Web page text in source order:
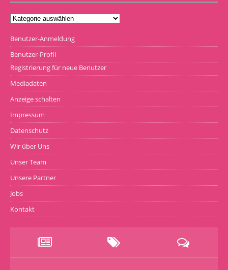
Benutzer-Anmeldung
Benutzer-Profil
Registrierung für neue Benutzer
Mediadaten
Anzeige schalten
Impressum
Datenschutz
Wir über Uns
Unser Team
Unsere Partner
Jobs
Kontakt